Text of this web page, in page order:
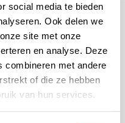
social media te bieden
Ook delen we
site met onze
en analyse. Deze
combineren met andere
of die ze hebben
van hun services.